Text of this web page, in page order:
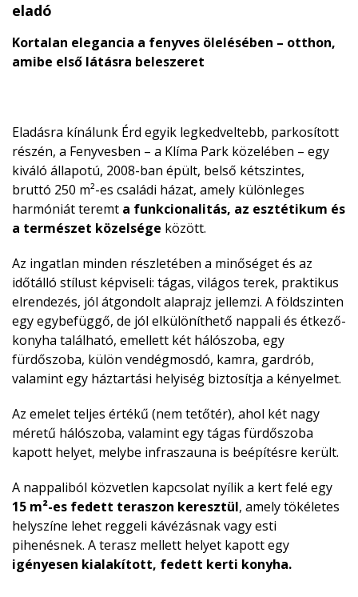
eladó
Kortalan elegancia a fenyves ölelésében – otthon,
amibe első látásra beleszeret
Eladásra kínálunk Érd egyik legkedveltebb, parkosított
részén, a Fenyvesben – a Klíma Park közelében – egy
kiváló állapotú, 2008-ban épült, belső kétszintes,
bruttó 250 m²-es családi házat, amely különleges
harmóniát teremt a funkcionalitás, az esztétikum és
a természet közelsége között.
Az ingatlan minden részletében a minőséget és az
időtálló stílust képviseli: tágas, világos terek, praktikus
elrendezés, jól átgondolt alaprajz jellemzi. A földszinten
egy egybefüggő, de jól elkülöníthető nappali és étkező-
konyha található, emellett két hálószoba, egy
fürdőszoba, külön vendégmosdó, kamra, gardrób,
valamint egy háztartási helyiség biztosítja a kényelmet.
Az emelet teljes értékű (nem tetőtér), ahol két nagy
méretű hálószoba, valamint egy tágas fürdőszoba
kapott helyet, melybe infraszauna is beépítésre került.
A nappaliból közvetlen kapcsolat nyílik a kert felé egy
15 m²-es fedett teraszon keresztül, amely tökéletes
helyszíne lehet reggeli kávézásnak vagy esti
pihenésnek. A terasz mellett helyet kapott egy
igényesen kialakított, fedett kerti konyha.